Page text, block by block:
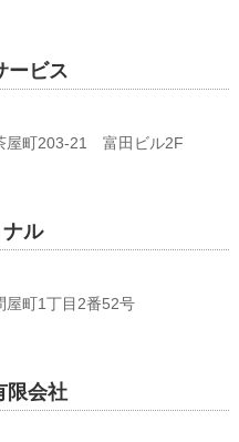
ービス
屋町203-21 富田ビル2F
ル
屋町1丁目2番52号
限会社